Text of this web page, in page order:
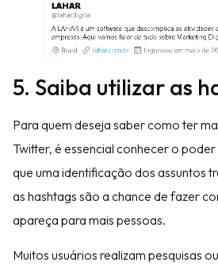
5. Saiba utilizar as
Para quem deseja saber como ter
Twitter, é essencial conhecer o
que uma identificação dos assuntos
as hashtags são a chance de fazer
apareça para mais pessoas.
Muitos usuários realizam pesquisas